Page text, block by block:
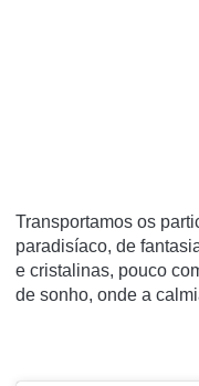
Transportamos os
paradisíaco, de
e cristalinas, pouco
de sonho, onde a